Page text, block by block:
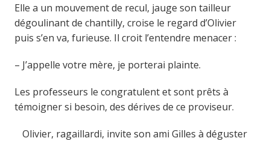
Elle a un mouvement de recul, jauge son tailleur
dégoulinant de chantilly, croise le regard d’Olivier
puis s’en va, furieuse. Il croit l’entendre menacer :
– J’appelle votre mère, je porterai plainte.
Les professeurs le congratulent et sont prêts à
témoigner si besoin, des dérives de ce proviseur.
Olivier, ragaillardi, invite son ami Gilles à déguster